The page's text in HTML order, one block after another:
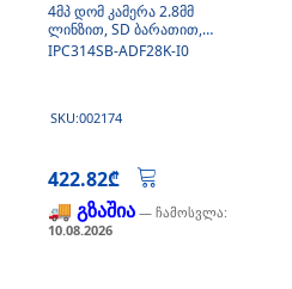
4მპ დომ კამერა 2.8მმ
ლინზით, SD ბარათით,
მიკროფონი
IPC314SB-ADF28K-I0
SKU:002174
422.82₾
🚚 გზაშია — ჩამოსვლა:
10.08.2026